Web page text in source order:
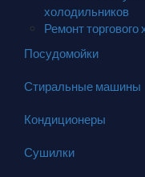
холодильников
Ремонт
Посудомойки
Стиральные машины
Кондиционеры
Сушилки